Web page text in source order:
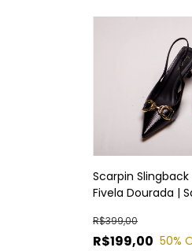
Scarpin
Fivela Dourada |
R$199,00
R$399,00
50%